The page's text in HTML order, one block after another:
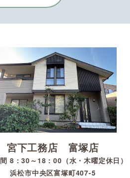
宮下工務店 富塚店
8：30～18：00（水・木曜定休日）
浜松市中央区富塚町407-5